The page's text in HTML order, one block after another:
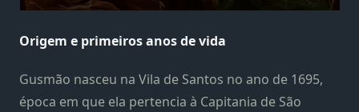
Origem e primeiros anos de vida
Gusmão nasceu na Vila de Santos no ano de 1695,
época em que ela pertencia à Capitania de São